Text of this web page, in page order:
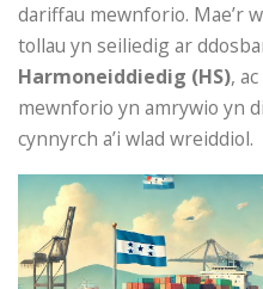
dariffau mewnforio. Mae’r
tollau yn seiliedig ar
Harmoneiddiedig (HS),
mewnforio yn amrywio yn
cynnyrch a’i wlad wreiddiol.